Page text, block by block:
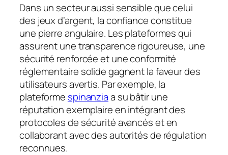
Dans un secteur aussi sensible que celui
des jeux d’argent, la confiance constitue
une pierre angulaire. Les plateformes qui
assurent une transparence rigoureuse, une
sécurité renforcée et une conformité
réglementaire solide gagnent la faveur des
utilisateurs avertis. Par exemple, la
plateforme spinanziaa su bâtir une
réputation exemplaire en intégrant des
protocoles de sécurité avancés et en
collaborant avec des autorités de régulation
reconnues.